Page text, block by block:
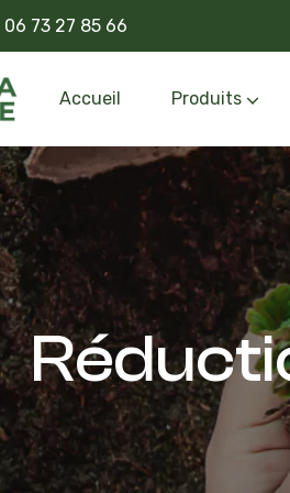
06 73 27 85 66
Accueil Produits